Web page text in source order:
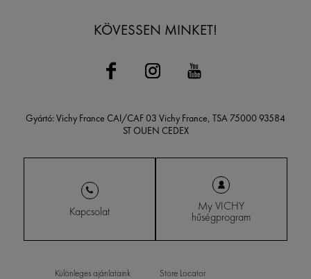
KÖVESSEN MINKET!
Gyártó: Vichy France CAI/CAF 03 Vichy France, TSA 75000 93584
ST OUEN CEDEX
Kapcsolat My VICHY
hűségprogram
Különleges ajánlataink Store Locator